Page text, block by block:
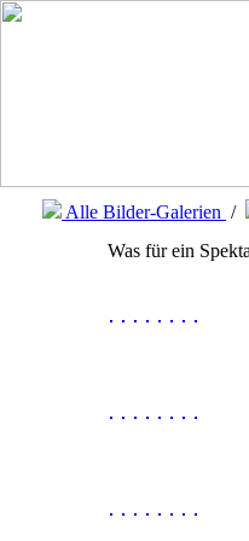
Alle Bilder-Galerien /
Was für ein